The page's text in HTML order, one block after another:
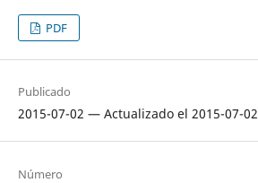
PDF
Publicado
2015-07-02 — Actualizado el 2015-07-02
Número